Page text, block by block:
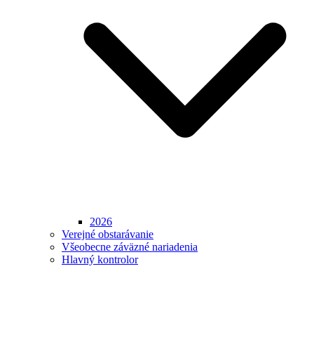
2026
Verejné obstarávanie
Všeobecne záväzné nariadenia
Hlavný kontrolor